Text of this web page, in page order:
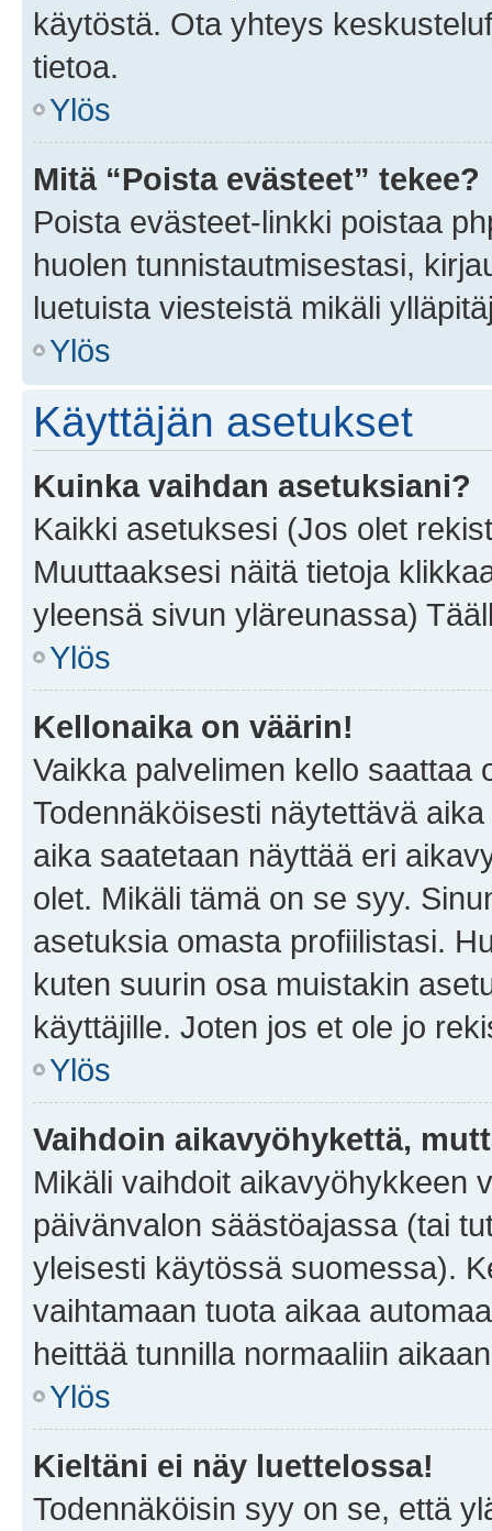
käytöstä. Ota yhteys
tietoa.
Ylös
Mitä “Poista evästeet” tekee?
Poista evästeet-linkki poistaa
huolen tunnistautmisestasi,
luetuista viesteistä mikäli
Ylös
Käyttäjän asetukset
Kuinka vaihdan asetuksiani?
Kaikki asetuksesi (Jos olet
Muuttaaksesi näitä tietoja
yleensä sivun yläreunassa)
Ylös
Kellonaika on väärin!
Vaikka palvelimen kello saattaa
Todennäköisesti näytettävä
aika saatetaan näyttää eri
olet. Mikäli tämä on se syy.
asetuksia omasta profiilistasi.
kuten suurin osa muistakin
käyttäjille. Joten jos et ole jo
Ylös
Vaihdoin aikavyöhykettä,
Mikäli vaihdoit aikavyöhykkeen
päivänvalon säästöajassa (tai
yleisesti käytössä suomessa).
vaihtamaan tuota aikaa
heittää tunnilla normaaliin
Ylös
Kieltäni ei näy luettelossa!
Todennäköisin syy on se, että